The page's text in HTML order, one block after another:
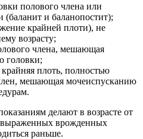
полового члена или
(баланит и баланопостит);
крайней плоти), не
возрасту;
члена, мешающая
головки;
плоть, полностью
мешающая мочеиспусканию
делают в возрасте от
выраженных врожденных
раньше.